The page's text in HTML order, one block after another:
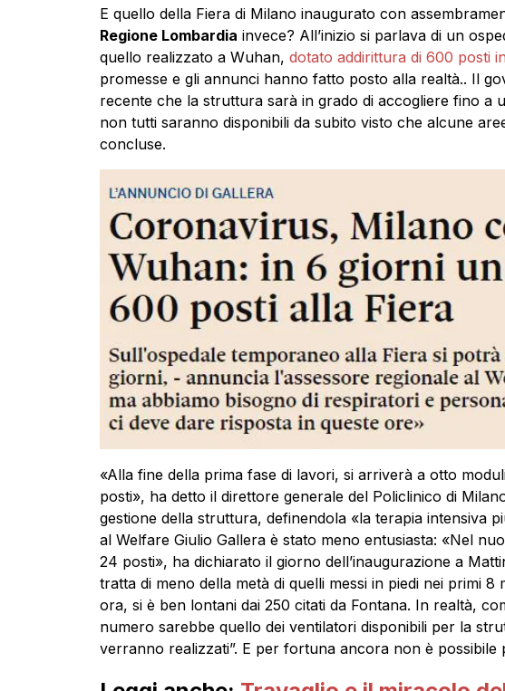
E quello della Fiera di Milano inaugurato con
Regione Lombardia invece? All’inizio si parlava di un
quello realizzato a Wuhan, dotato addirittura di 600 posti
promesse e gli annunci hanno fatto posto alla realtà.. Il
recente che la struttura sarà in grado di accogliere fino a
non tutti saranno disponibili da subito visto che alcune
concluse.
«Alla fine della prima fase di lavori, si arriverà a otto
posti», ha detto il direttore generale del Policlinico di
gestione della struttura, definendola «la terapia intensiva
al Welfare Giulio Gallera è stato meno entusiasta: «Nel
24 posti», ha dichiarato il giorno dell’inaugurazione a
tratta di meno della metà di quelli messi in piedi nei primi 8
ora, si è ben lontani dai 250 citati da Fontana. In realtà,
numero sarebbe quello dei ventilatori disponibili per la
verranno realizzati”. E per fortuna ancora non è